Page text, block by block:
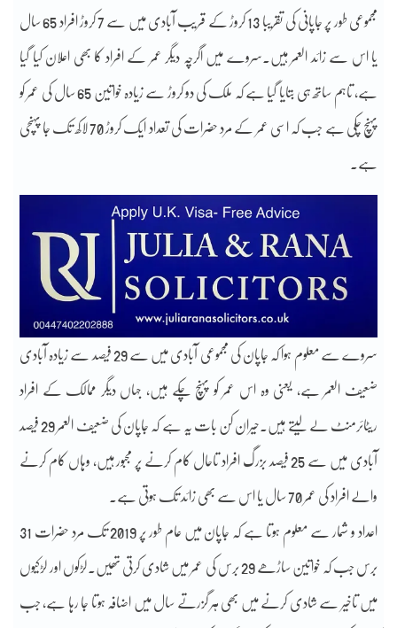
مجموعی طور پر جاپانی کی تقریبا 13 کروڑ کے قریب آبادی میں سے 7 کروڑ افراد 65 سال
یا اس سے زائد العمر ہیں۔سروے میں اگرچہ دیگر عمر کے افراد کا بھی اعلان کیا گیا
ہے، تاہم ساتھ ہی بتایا گیا ہے کہ ملک کی دو کروڑ سے زیادہ خواتین 65 سال کی عمر کو
پہنچ چکی ہے جب کہ اسی عمر کے مرد حضرات کی تعداد ایک کروڑ 70 لاکھ تک جا پہنچی
ہے۔
سروے سے معلوم ہوا کہ جاپان کی مجموعی آبادی میں سے 29 فیصد سے زیادہ آبادی
ضعیف العمر ہے، یعنی وہ اس عمر کو پہنچ چکے ہیں، جہاں دیگر ممالک کے افراد
ریٹائرمنٹ لے لیتے ہیں۔حیران کن بات یہ ہے کہ جاپان کی ضعیف العمر 29 فیصد
آبادی میں سے 25 فیصد بزرگ افراد تاحال کام کرنے پر مجبور ہیں، وہاں کام کرنے
والے افراد کی عمر 70 سال یا اس سے بھی زائد تک ہوتی ہے۔
اعداد و شمار سے معلوم ہوتا ہے کہ جاپان میں عام طور پر 2019 تک مرد حضرات 31
برس جب کہ خواتین ساڑھے 29 برس کی عمر میں شادی کرتی تھیں۔لڑکوں اور لڑکیوں
میں تاخیر سے شادی کرنے میں بھی ہر گزرتے سال میں اضافہ ہوتا جا رہا ہے، جب